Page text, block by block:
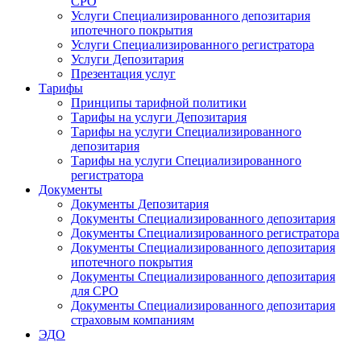
Услуги Специализированного депозитария
ипотечного покрытия
Услуги Специализированного регистратора
Услуги Депозитария
Презентация услуг
Тарифы
Принципы тарифной политики
Тарифы на услуги Депозитария
Тарифы на услуги Специализированного
депозитария
Тарифы на услуги Специализированного
регистратора
Документы
Документы Депозитария
Документы Специализированного депозитария
Документы Специализированного регистратора
Документы Специализированного депозитария
ипотечного покрытия
Документы Специализированного депозитария
для СРО
Документы Специализированного депозитария
страховым компаниям
ЭДО